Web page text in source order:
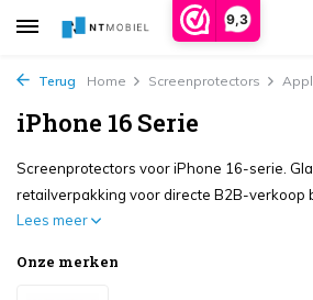
9,3
Terug Home Screenprotectors
iPhone 16 Serie
Screenprotectors voor iPhone 16-serie.
retailverpakking voor directe B2B-verkoop
Lees meer
Onze merken